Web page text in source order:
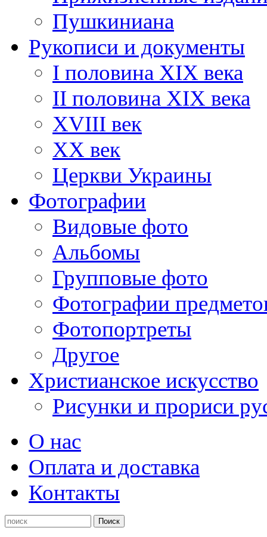
Пушкиниана
Рукописи и документы
I половина XIX века
II половина XIX века
XVIII век
ХХ век
Церкви Украины
Фотографии
Видовые фото
Альбомы
Групповые фото
Фотографии
Фотопортреты
Другое
Христианское искусство
Рисунки и прориси
О нас
Оплата и доставка
Контакты